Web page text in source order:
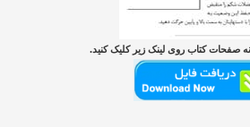
صفحات کتاب روی لینک زیر کلیک کنید.